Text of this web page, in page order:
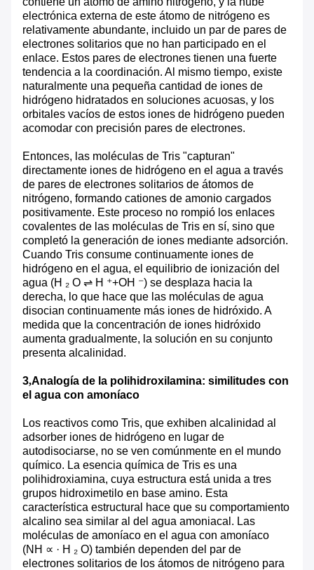
electrónica externa de este átomo de nitrógeno es
relativamente abundante, incluido un par de pares de
electrones solitarios que no han participado en el
enlace. Estos pares de electrones tienen una fuerte
tendencia a la coordinación. Al mismo tiempo, existe
naturalmente una pequeña cantidad de iones de
hidrógeno hidratados en soluciones acuosas, y los
orbitales vacíos de estos iones de hidrógeno pueden
acomodar con precisión pares de electrones.
Entonces, las moléculas de Tris "capturan"
directamente iones de hidrógeno en el agua a través
de pares de electrones solitarios de átomos de
nitrógeno, formando cationes de amonio cargados
positivamente. Este proceso no rompió los enlaces
covalentes de las moléculas de Tris en sí, sino que
completó la generación de iones mediante adsorción.
Cuando Tris consume continuamente iones de
hidrógeno en el agua, el equilibrio de ionización del
agua (H ₂ O ⇌ H ⁺+OH ⁻) se desplaza hacia la
derecha, lo que hace que las moléculas de agua
disocian continuamente más iones de hidróxido. A
medida que la concentración de iones hidróxido
aumenta gradualmente, la solución en su conjunto
presenta alcalinidad.
3,Analogía de la polihidroxilamina: similitudes con
el agua con amoníaco
Los reactivos como Tris, que exhiben alcalinidad al
adsorber iones de hidrógeno en lugar de
autodisociarse, no se ven comúnmente en el mundo
químico. La esencia química de Tris es una
polihidroxiamina, cuya estructura está unida a tres
grupos hidroximetilo en base amino. Esta
característica estructural hace que su comportamiento
alcalino sea similar al del agua amoniacal. Las
moléculas de amoníaco en el agua con amoníaco
(NH ∝ · H ₂ O) también dependen del par de
electrones solitarios de los átomos de nitrógeno para